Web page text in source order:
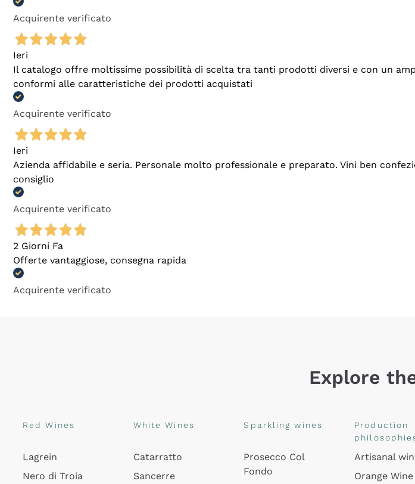
Acquirente verificato
Ieri
Il catalogo offre moltissime possibilità di scelta tra tanti prodotti diversi e con un
conformi alle caratteristiche dei prodotti acquistati
Acquirente verificato
Ieri
Azienda affidabile e seria. Personale molto professionale e preparato. Vini ben
consiglio
Acquirente verificato
2 Giorni Fa
Offerte vantaggiose, consegna rapida
Acquirente verificato
Explore
Red Wines
Lagrein
Nero di Troia
White Wines
Catarratto
Sancerre
Sparkling wines
Prosecco Col
Fondo
Production
Artisanal
Orange Wine